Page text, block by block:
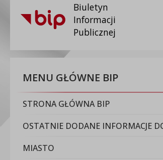
Biuletyn
Informacji
Publicznej
MENU GŁÓWNE BIP
STRONA GŁÓWNA BIP
OSTATNIE DODANE INFORMACJE
MIASTO